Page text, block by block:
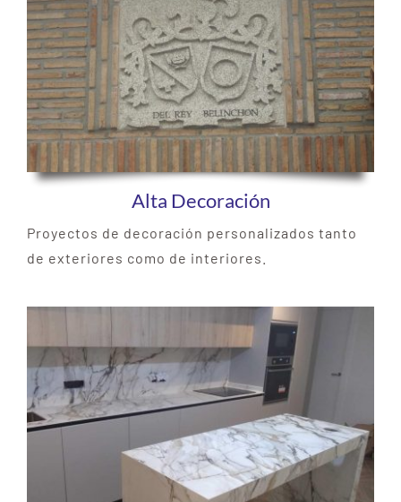
Alta Decoración
Proyectos de decoración personalizados tanto
de exteriores como de interiores.